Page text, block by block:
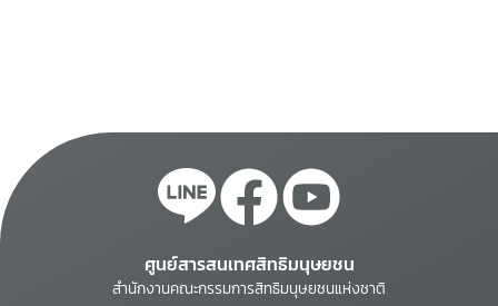
ศูนย์สารสนเทศสิทธิมนุษยชน
สำนักงานคณะกรรมการสิทธิมนุษยชนแห่งชาติ